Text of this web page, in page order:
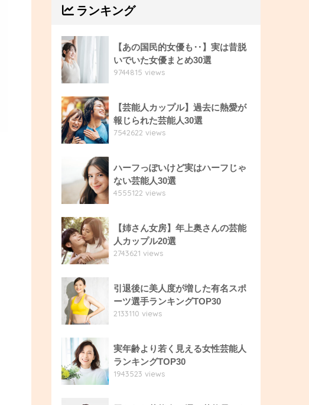
ランキング
【あの国民的女優も‥】実は昔脱
いでいた女優まとめ30選
9744815 views
【芸能人カップル】過去に熱愛が
報じられた芸能人30選
7542622 views
ハーフっぽいけど実はハーフじゃ
ない芸能人30選
4555122 views
【姉さん女房】年上奥さんの芸能
人カップル20選
2743621 views
引退後に美人度が増した有名スポ
ーツ選手ランキングTOP30
2133110 views
実年齢より若く見える女性芸能人
ランキングTOP30
1943523 views